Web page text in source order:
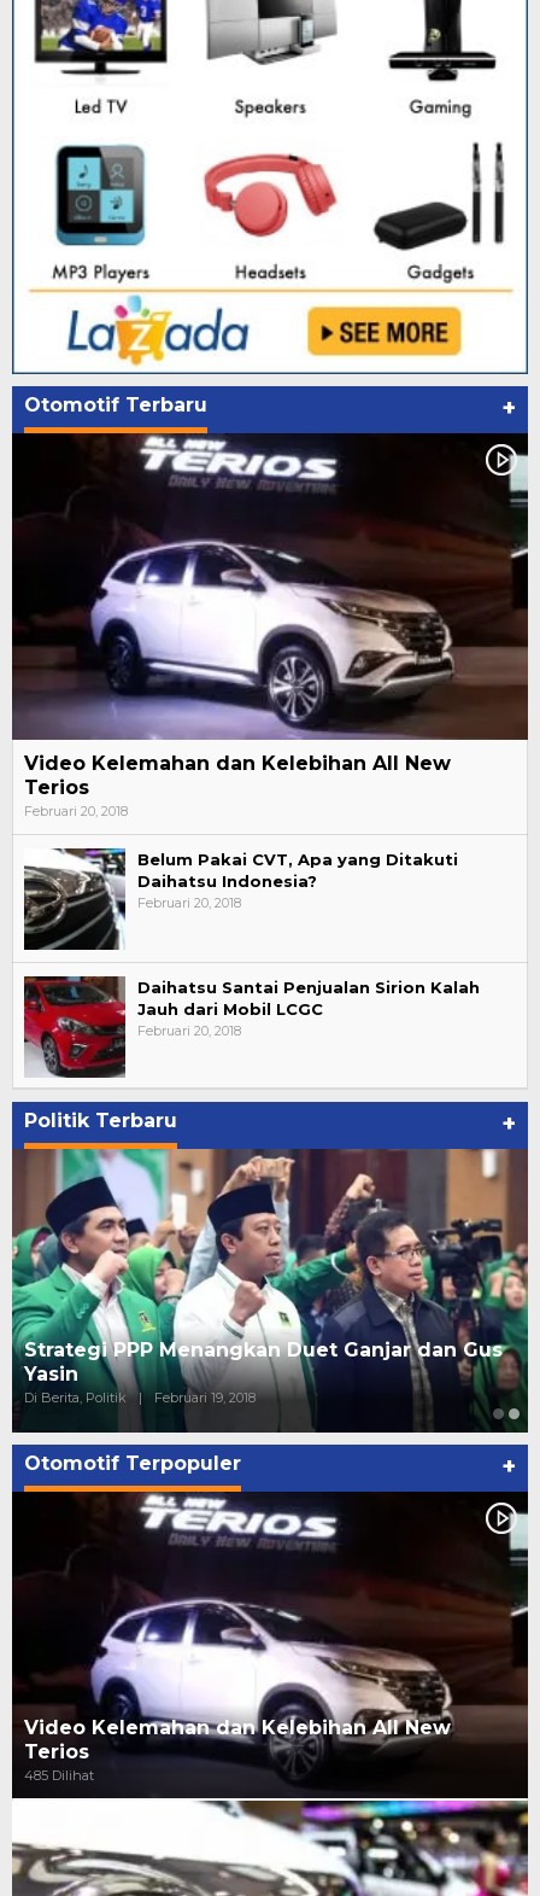
Otomotif Terbaru +
Video Kelemahan dan Kelebihan All New
Terios
Februari 20, 2018
Belum Pakai CVT, Apa yang Ditakuti
Daihatsu Indonesia?
Februari 20, 2018
Daihatsu Santai Penjualan Sirion Kalah
Jauh dari Mobil LCGC
Februari 20, 2018
Politik Terbaru +
Strategi PPP Menangkan Duet Ganjar dan Gus
Yasin
Di Berita, Politik | Februari 19, 2018
Otomotif Terpopuler +
Video Kelemahan dan Kelebihan All New
Terios
485 Dilihat